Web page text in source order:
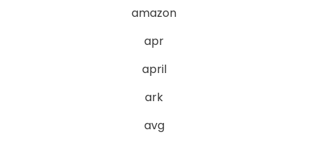
amazon
apr
april
ark
avg